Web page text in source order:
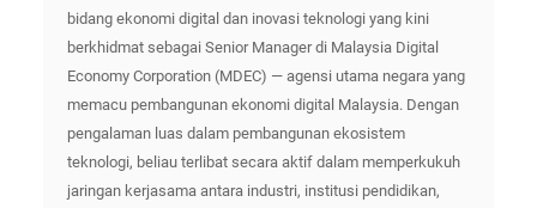
bidang ekonomi digital dan inovasi teknologi yang kini
berkhidmat sebagai Senior Manager di Malaysia Digital
Economy Corporation (MDEC) — agensi utama negara yang
memacu pembangunan ekonomi digital Malaysia. Dengan
pengalaman luas dalam pembangunan ekosistem
teknologi, beliau terlibat secara aktif dalam memperkukuh
jaringan kerjasama antara industri, institusi pendidikan,